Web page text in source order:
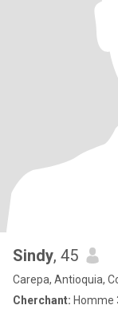
Sindy, 45
Carepa, Antioquia,
Cherchant: Homme